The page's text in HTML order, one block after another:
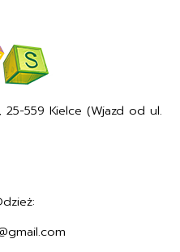
559 Kielce (Wjazd od ul.